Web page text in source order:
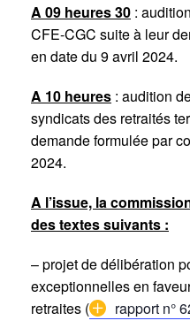
A 09 heures 30 :
CFE-CGC suite à leur
en date du 9 avril 2024.
A 10 heures : audition
syndicats des retraités
demande formulée par
2024.
A l’issue, la
des textes suivants :
– projet de délibération
exceptionnelles en
retraites (
rapport n°